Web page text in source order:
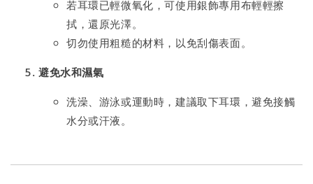
若耳環已輕微氧化，可使用銀飾專用布輕輕擦
拭，還原光澤。
切勿使用粗糙的材料，以免刮傷表面。
避免水和濕氣
洗澡、游泳或運動時，建議取下耳環，避免接觸
水分或汗液。